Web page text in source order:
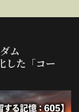
ム
した「コー